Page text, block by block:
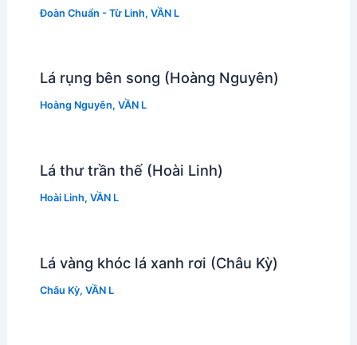
Đoàn Chuẩn - Từ Linh, VẦN L
Lá rụng bên song (Hoàng Nguyên)
Hoàng Nguyên, VẦN L
Lá thư trần thế (Hoài Linh)
Hoài Linh, VẦN L
Lá vàng khóc lá xanh rơi (Châu Kỳ)
Châu Kỳ, VẦN L